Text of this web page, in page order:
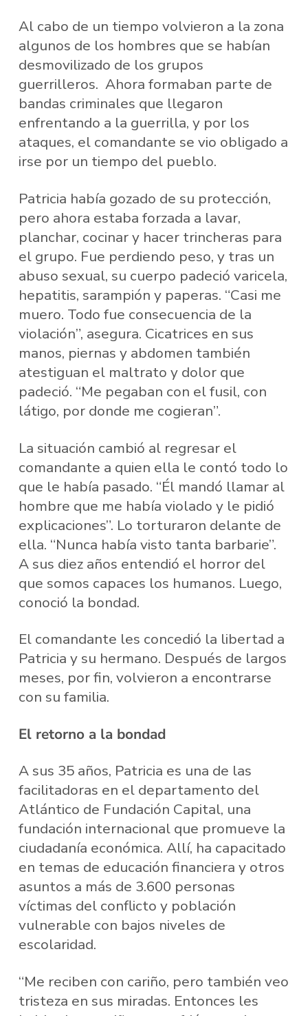
Al cabo de un tiempo volvieron a la zona
algunos de los hombres que se habían
desmovilizado de los grupos
guerrilleros. Ahora formaban parte de
bandas criminales que llegaron
enfrentando a la guerrilla, y por los
ataques, el comandante se vio obligado a
irse por un tiempo del pueblo.
Patricia había gozado de su protección,
pero ahora estaba forzada a lavar,
planchar, cocinar y hacer trincheras para
el grupo. Fue perdiendo peso, y tras un
abuso sexual, su cuerpo padeció varicela,
hepatitis, sarampión y paperas. “Casi me
muero. Todo fue consecuencia de la
violación”, asegura. Cicatrices en sus
manos, piernas y abdomen también
atestiguan el maltrato y dolor que
padeció. “Me pegaban con el fusil, con
látigo, por donde me cogieran”.
La situación cambió al regresar el
comandante a quien ella le contó todo lo
que le había pasado. “Él mandó llamar al
hombre que me había violado y le pidió
explicaciones”. Lo torturaron delante de
ella. “Nunca había visto tanta barbarie”.
A sus diez años entendió el horror del
que somos capaces los humanos. Luego,
conoció la bondad.
El comandante les concedió la libertad a
Patricia y su hermano. Después de largos
meses, por fin, volvieron a encontrarse
con su familia.
El retorno a la bondad
A sus 35 años, Patricia es una de las
facilitadoras en el departamento del
Atlántico de Fundación Capital, una
fundación internacional que promueve la
ciudadanía económica. Allí, ha capacitado
en temas de educación financiera y otros
asuntos a más de 3.600 personas
víctimas del conflicto y población
vulnerable con bajos niveles de
escolaridad.
“Me reciben con cariño, pero también veo
tristeza en sus miradas. Entonces les